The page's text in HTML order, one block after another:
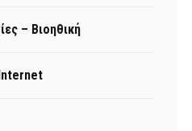
– Βιοηθική